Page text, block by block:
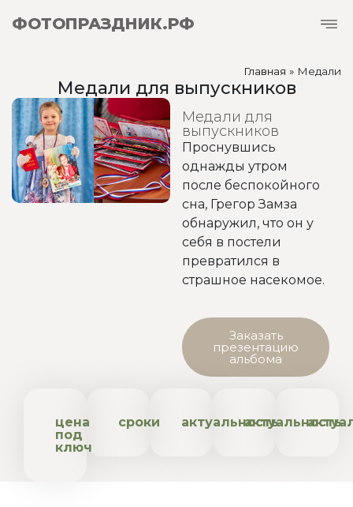
ФОТОПРАЗДНИК.РФ
Главная » Медали
Медали для выпускников
Медали для
выпускников
Проснувшись
однажды утром
после беспокойного
сна, Грегор Замза
обнаружил, что он у
себя в постели
превратился в
страшное насекомое.
Заказать
презентацию
альбома
цена
под
ключ
сроки актуальностьактуальность